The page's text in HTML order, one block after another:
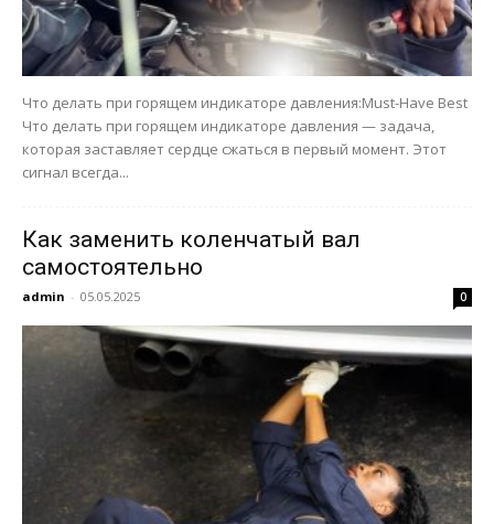
Что делать при горящем индикаторе давления:Must-Have Best
Что делать при горящем индикаторе давления — задача,
которая заставляет сердце сжаться в первый момент. Этот
сигнал всегда...
Как заменить коленчатый вал
самостоятельно
admin - 05.05.2025 0